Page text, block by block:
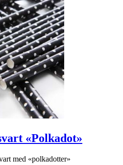
«Polkadot»
med «polkadotter»